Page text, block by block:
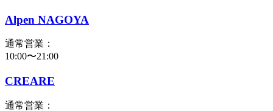
Alpen NAGOYA
通常営業：
10:00〜21:00
CREARE
通常営業：